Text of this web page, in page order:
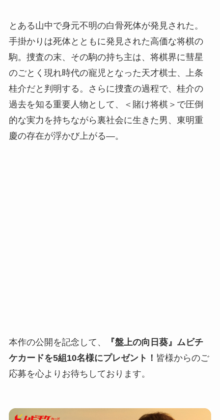
とある山中で身元不明の白骨死体が発見された。
手掛かりは死体とともに発見された高価な将棋の
駒。捜査の末、その駒の持ち主は、将棋界に彗星
のごとく現れ時代の寵児となった天才棋士、上条
桂介だと判明する。さらに捜査の過程で、桂介の
過去を知る重要人物として、＜賭け将棋＞で圧倒
的な実力を持ちながら裏社会に生きた男、東明重
慶の存在が浮かび上がる―。
本作の公開を記念して、
『盤上の向日葵』ムビチ
ケカードを5組10名様にプレゼント！ 皆様からのご
応募を心よりお待ちしております。